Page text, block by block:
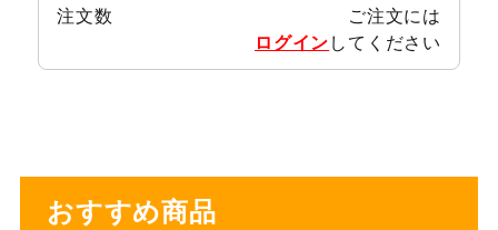
注文数
ご注文には
ログインしてください
おすすめ商品